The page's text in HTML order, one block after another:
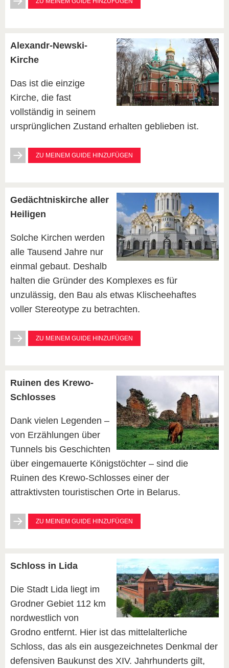
Alexandr-Newski-
Kirche
Das ist die einzige
Kirche, die fast
vollständig in seinem
ursprünglichen Zustand erhalten geblieben ist.
ZU MEINEM GUIDE HINZUFÜGEN
Gedächtniskirche aller
Heiligen
Solche Kirchen werden
alle Tausend Jahre nur
einmal gebaut. Deshalb
halten die Gründer des Komplexes es für
unzulässig, den Bau als etwas Klischeehaftes
voller Stereotype zu betrachten.
ZU MEINEM GUIDE HINZUFÜGEN
Ruinen des Krewo-
Schlosses
Dank vielen Legenden –
von Erzählungen über
Tunnels bis Geschichten
über eingemauerte Königstöchter – sind die
Ruinen des Krewo-Schlosses einer der
attraktivsten touristischen Orte in Belarus.
ZU MEINEM GUIDE HINZUFÜGEN
Schloss in Lida
Die Stadt Lida liegt im
Grodner Gebiet 112 km
nordwestlich von
Grodno entfernt. Hier ist das mittelalterliche
Schloss, das als ein ausgezeichnetes Denkmal der
defensiven Baukunst des XIV. Jahrhunderts gilt,